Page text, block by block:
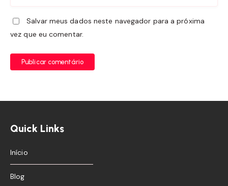
Salvar meus dados neste navegador para a próxima
vez que eu comentar.
Publicar comentário
Quick Links
Início
Blog